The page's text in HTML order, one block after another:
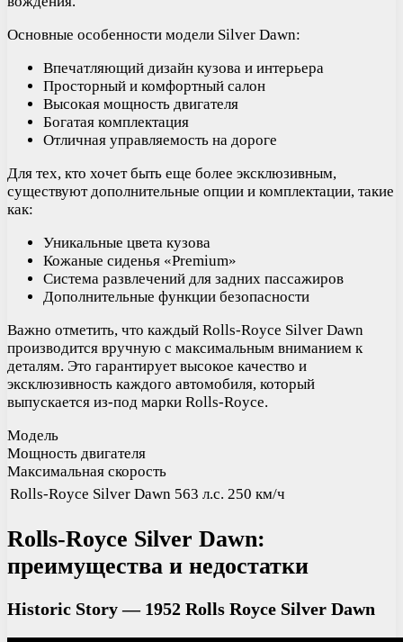
Основные особенности модели Silver Dawn:
Впечатляющий дизайн кузова и интерьера
Просторный и комфортный салон
Высокая мощность двигателя
Богатая комплектация
Отличная управляемость на дороге
Для тех, кто хочет быть еще более эксклюзивным,
существуют дополнительные опции и комплектации, такие
как:
Уникальные цвета кузова
Кожаные сиденья «Premium»
Система развлечений для задних пассажиров
Дополнительные функции безопасности
Важно отметить, что каждый Rolls-Royce Silver Dawn
производится вручную с максимальным вниманием к
деталям. Это гарантирует высокое качество и
эксклюзивность каждого автомобиля, который
выпускается из-под марки Rolls-Royce.
Модель
Мощность двигателя
Максимальная скорость
Rolls-Royce Silver Dawn 563 л.с. 250 км/ч
Rolls-Royce Silver Dawn:
преимущества и недостатки
Historic Story — 1952 Rolls Royce Silver Dawn